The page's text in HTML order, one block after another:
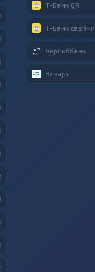
1
1
1
1
1
1
1
1
1
1
Т-Банк QR
Т-Банк cash-in
УкрСиббанк
Элкарт